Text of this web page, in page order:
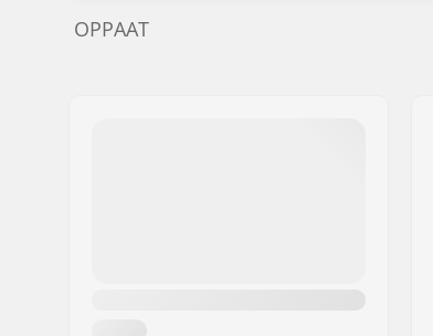
OPPAAT